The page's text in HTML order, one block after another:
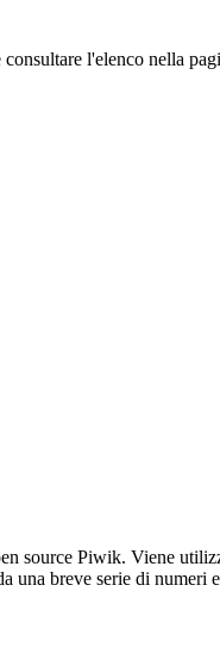
l'elenco nella
source Piwik. Viene
breve serie di